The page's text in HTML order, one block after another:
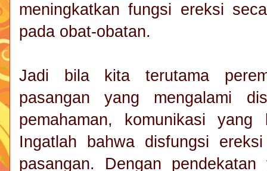
meningkatkan fungsi ereksi
pada obat-obatan.
Jadi bila kita terutama
pasangan yang mengalami
pemahaman, komunikasi
Ingatlah bahwa disfungsi
pasangan. Dengan